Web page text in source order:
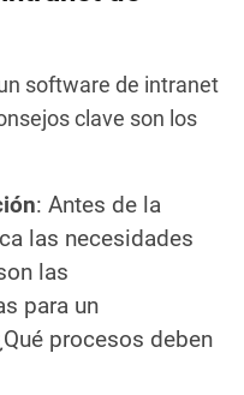
software de intranet
clave son los
: Antes de la
las necesidades
las
para un
procesos deben